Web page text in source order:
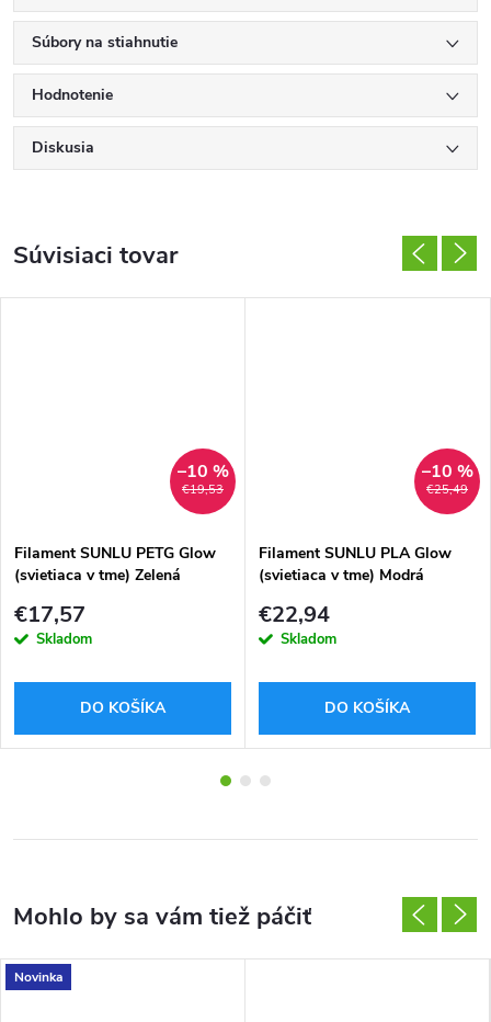
Súbory na stiahnutie
Hodnotenie
Diskusia
Súvisiaci tovar
€19,53
–10 %
Filament SUNLU PETG Glow
(svietiaca v tme) Zelená
€17,57
Skladom
DO KOŠÍKA
€25,49
–10 %
Filament SUNLU PLA Glow
(svietiaca v tme) Modrá
€22,94
Skladom
DO KOŠÍKA
Novinka